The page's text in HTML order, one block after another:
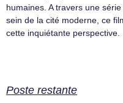
humaines. A travers une
sein de la cité moderne, ce
cette inquiétante perspective.
Poste restante